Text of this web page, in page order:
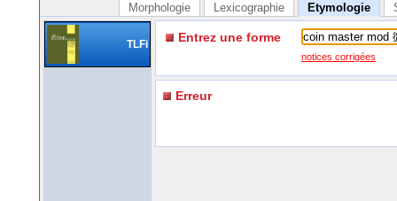
Morphologie Lexicographie Etymologie
TLFi Entrez une forme
notices corrigées
Erreur